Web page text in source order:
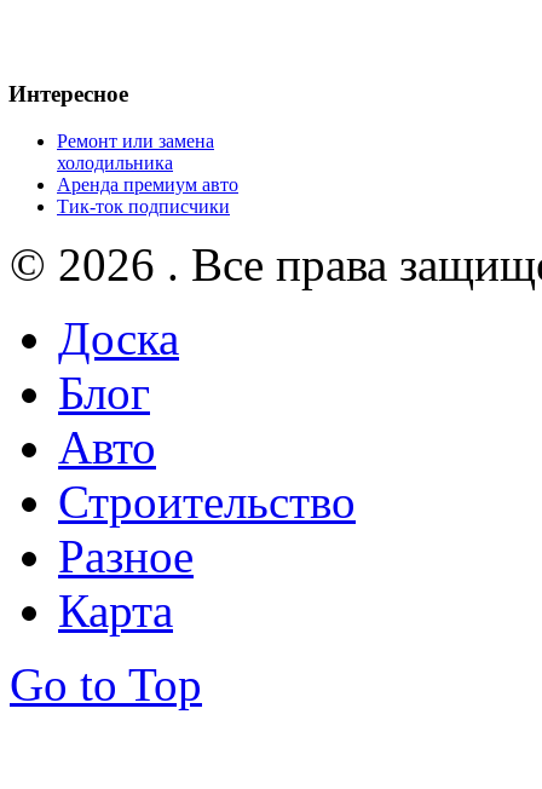
Интересное
Ремонт или замена
холодильника
Аренда премиум авто
Тик-ток подписчики
© 2026 . Все права
Доска
Блог
Авто
Строительство
Разное
Карта
Go to Top